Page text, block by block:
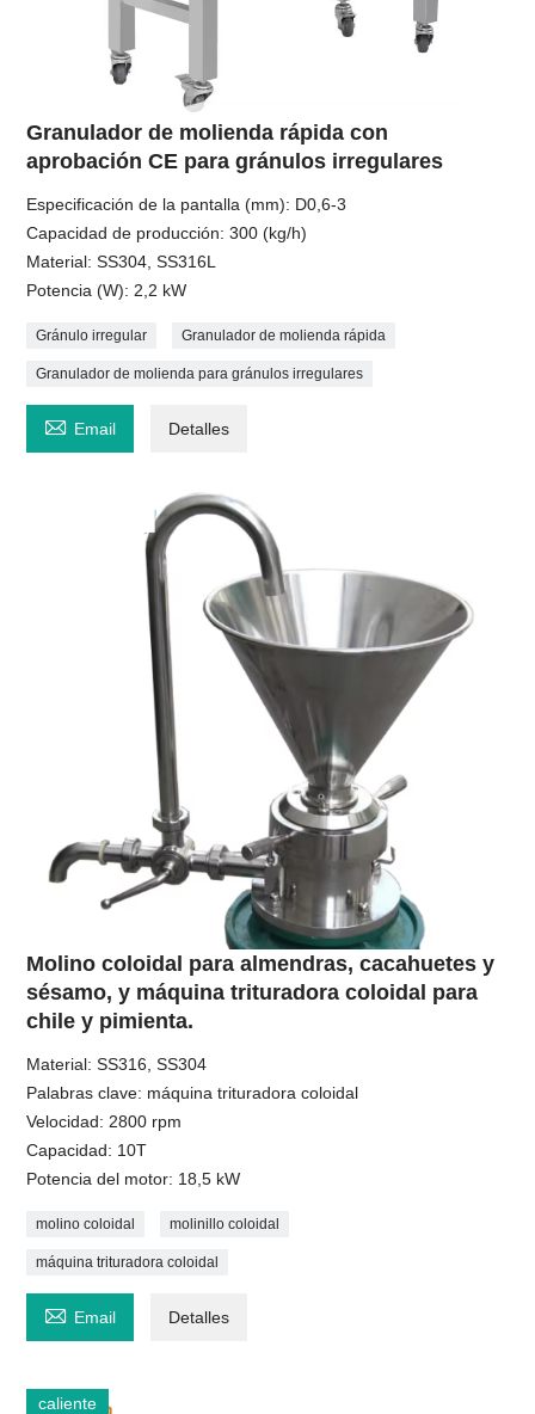
Granulador de molienda rápida con
aprobación CE para gránulos irregulares
Especificación de la pantalla (mm): D0,6-3
Capacidad de producción: 300 (kg/h)
Material: SS304, SS316L
Potencia (W): 2,2 kW
Gránulo irregular Granulador de molienda rápida
Granulador de molienda para gránulos irregulares
 Email Detalles
Molino coloidal para almendras, cacahuetes y
sésamo, y máquina trituradora coloidal para
chile y pimienta.
Material: SS316, SS304
Palabras clave: máquina trituradora coloidal
Velocidad: 2800 rpm
Capacidad: 10T
Potencia del motor: 18,5 kW
molino coloidal molinillo coloidal
máquina trituradora coloidal
 Email Detalles
caliente